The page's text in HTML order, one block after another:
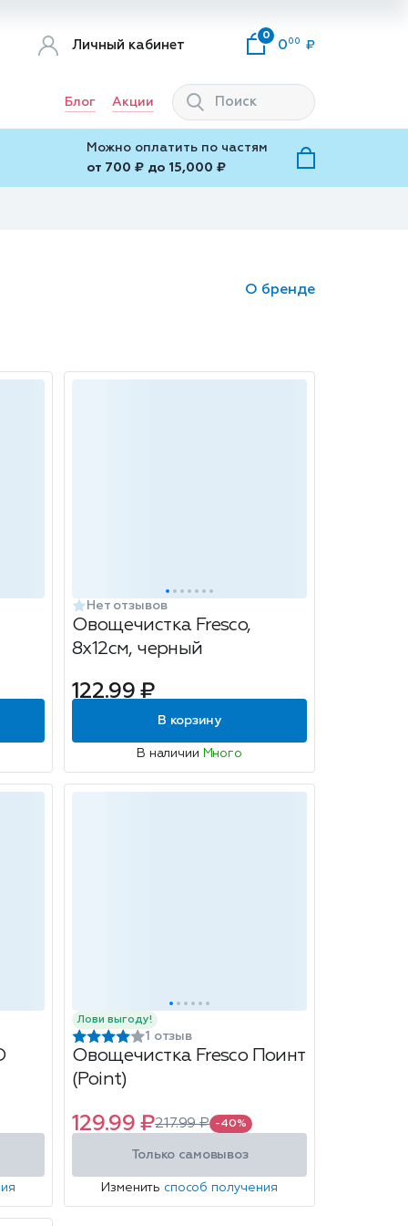
Личный кабинет
0
0 00
Блог Акции
Можно оплатить по частям
от 700 ₽ до 15,000 ₽
О бренде
Нет отзывов
Овощечистка Fresco,
8х12см, черный
122.99 ₽
В корзину
В наличии Много
Лови выгоду!
1 отзыв
Овощечистка Fresco Поинт
(Point)
129.99 ₽217.99 ₽ -40%
Только самовывоз
Изменить способ получения